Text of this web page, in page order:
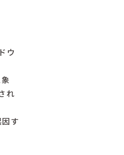
ウ
れ
す